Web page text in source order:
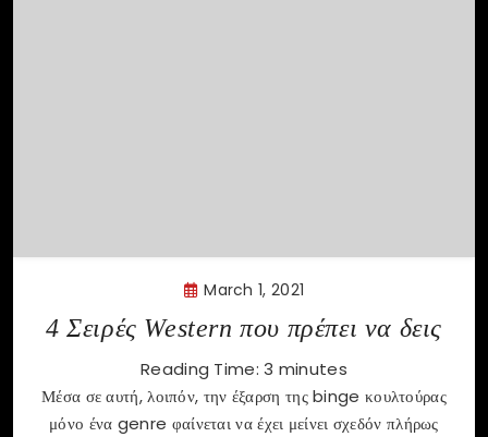
March 1, 2021
4 Σειρές Western που πρέπει να δεις
Reading Time:3 minutes
Μέσα σε αυτή, λοιπόν, την έξαρση της binge κουλτούρας
μόνο ένα genre φαίνεται να έχει μείνει σχεδόν πλήρως